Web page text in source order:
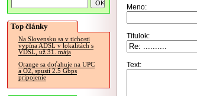
Top články
Na Slovensku sa v tichosti
vypína ADSL v lokalitách s
VDSL, už 31. mája
Orange sa doťahuje na UPC
a O2, spustí 2.5 Gbps
pripojenie
Meno:
Titulok:
Text: